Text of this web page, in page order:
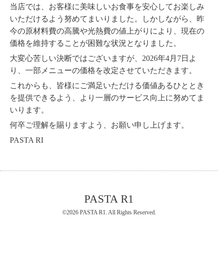
当店では、お客様に美味しいお食事を安心してお楽しみ
いただけるよう努めてまいりました。しかしながら、昨
今の原材料費の高騰や光熱費の値上がりにより、現在の
価格を維持することが困難な状況となりました。
大変心苦しい決断ではございますが、2026年4月7日よ
り、一部メニューの価格を改定させていただきます。
これからも、皆様にご満足いただける価値あるひととき
を提供できるよう、より一層のサービス向上に努めてま
いります。
何卒ご理解を賜りますよう、お願い申し上げます。
PASTA RI
PASTA R1
©2026 PASTA R1. All Rights Reserved.